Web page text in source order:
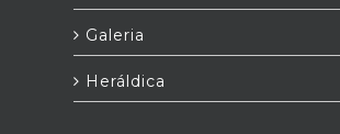
Galeria
Heráldica